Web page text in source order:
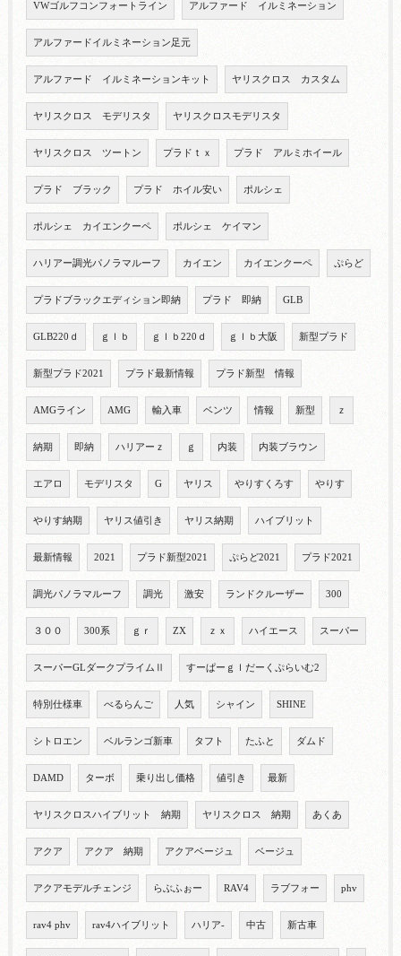
VWゴルフコンフォートライン アルファード イルミネーション
アルファードイルミネーション足元
アルファード イルミネーションキット ヤリスクロス カスタム
ヤリスクロス モデリスタ ヤリスクロスモデリスタ
ヤリスクロス ツートン プラドｔｘ プラド アルミホイール
プラド ブラック プラド ホイル安い ポルシェ
ポルシェ カイエンクーペ ポルシェ ケイマン
ハリアー調光パノラマルーフ カイエン カイエンクーペ ぷらど
プラドブラックエディション即納 プラド 即納 GLB
GLB220ｄ ｇｌｂ ｇｌｂ220ｄ ｇｌｂ大阪 新型プラド
新型プラド2021 プラド最新情報 プラド新型 情報
AMGライン AMG 輸入車 ベンツ 情報 新型 ｚ
納期 即納 ハリアーｚ ｇ 内装 内装ブラウン
エアロ モデリスタ G ヤリス やりすくろす やりす
やりす納期 ヤリス値引き ヤリス納期 ハイブリット
最新情報 2021 プラド新型2021 ぷらど2021 プラド2021
調光パノラマルーフ 調光 激安 ランドクルーザー 300
３００ 300系 ｇｒ ZX ｚｘ ハイエース スーパー
スーパーGLダークプライムⅡ すーぱーｇｌだーくぷらいむ2
特別仕様車 べるらんご 人気 シャイン SHINE
シトロエン ベルランゴ新車 タフト たふと ダムド
DAMD ターボ 乗り出し価格 値引き 最新
ヤリスクロスハイブリット 納期 ヤリスクロス 納期 あくあ
アクア アクア 納期 アクアベージュ ベージュ
アクアモデルチェンジ らぶふぉー RAV4 ラブフォー phv
rav4 phv rav4ハイブリット ハリア- 中古 新古車